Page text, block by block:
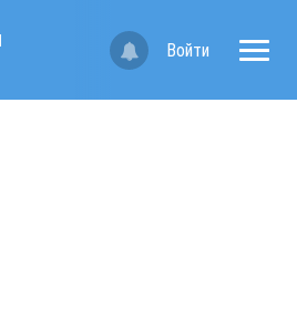
Войти